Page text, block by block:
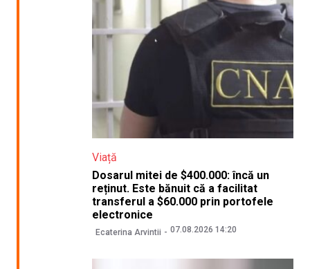
Viață
Dosarul mitei de $400.000: încă un
reținut. Este bănuit că a facilitat
transferul a $60.000 prin portofele
electronice
Ecaterina Arvintii 07.08.2026 14:20